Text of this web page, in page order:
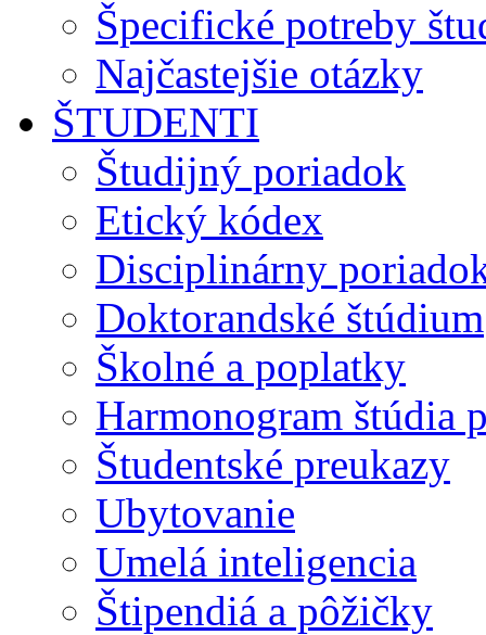
Špecifické potreby
Najčastejšie otázky
ŠTUDENTI
Študijný poriadok
Etický kódex
Disciplinárny
Doktorandské štúdium
Školné a poplatky
Harmonogram štúdia
Študentské preukazy
Ubytovanie
Umelá inteligencia
Štipendiá a pôžičky